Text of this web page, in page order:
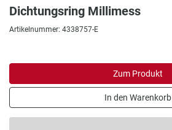
Dichtungsring Millimess
Artikelnummer: 4338757-E
Zum Produkt
In den Warenkorb